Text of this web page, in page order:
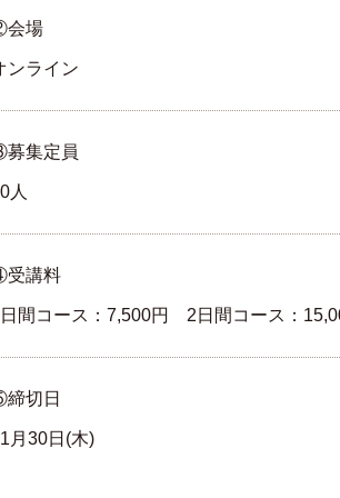
場
ンライン
集定員
人
講料
間コース：7,500円 2日間コース：
切日
月30日(木)